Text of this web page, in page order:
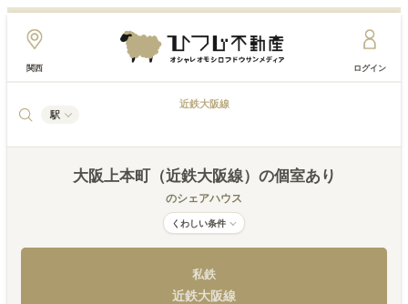
関西 ログイン
駅
近鉄大阪線
大阪上本町（近鉄大阪線） の個室あり
のシェアハウス
くわしい条件
私鉄
近鉄大阪線